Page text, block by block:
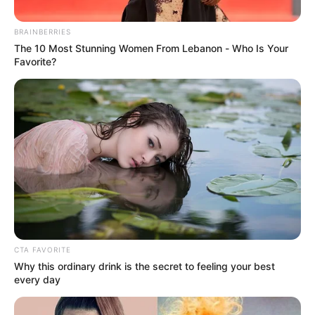
AFP
Selección Colombia jugará importante torneo.
Por:
Jhon Edison Sandoval Castro
Septiembre 6, 2024
BRAINBERRIES
The 10 Most Stunning Women From Lebanon - Who Is Your
Favorite?
CTA FAVORITE
Why this ordinary drink is the secret to feeling your best
every day